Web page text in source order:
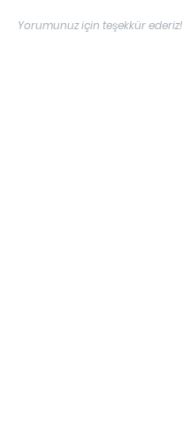
Yorumunuz için teşekkür ederiz!